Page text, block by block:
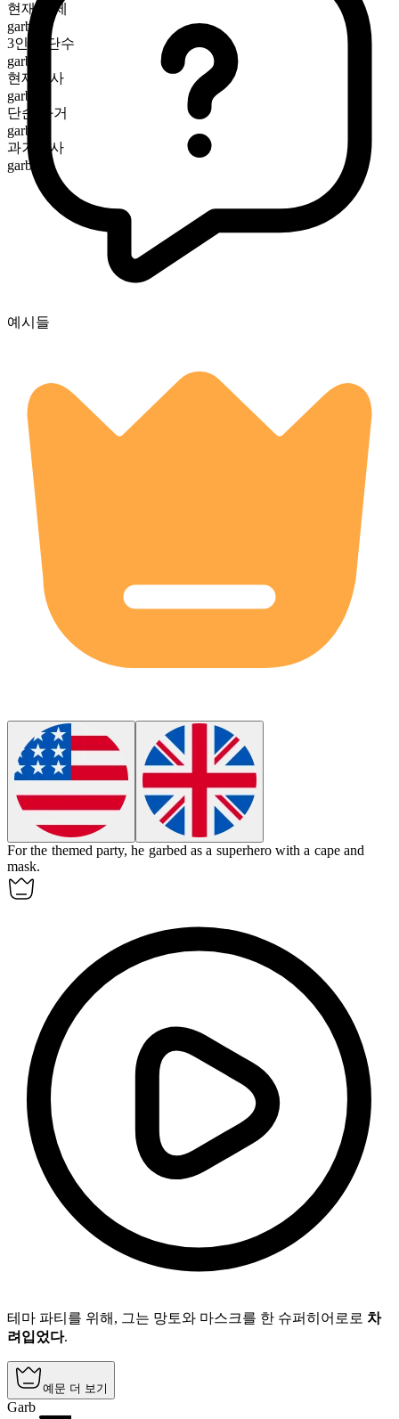
현재 시제
garb
3인칭 단수
garbs
현재분사
garbing
단순 과거
garbed
과거분사
garbed
예시들
For the themed party, he garbed as a superhero with a cape and
mask.
테마 파티를 위해, 그는 망토와 마스크를 한 슈퍼히어로로 차
려입었다.
예문 더 보기
Garb